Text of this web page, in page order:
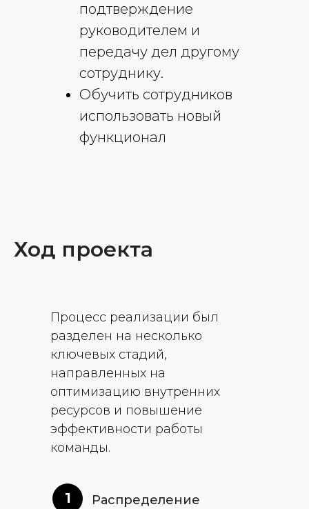
подтверждение
руководителем и
передачу дел другому
сотруднику.
Обучить сотрудников
использовать новый
функционал
Ход проекта
1
Распределение
Процесс реализации был
разделен на несколько
ключевых стадий,
направленных на
оптимизацию внутренних
ресурсов и повышение
эффективности работы
команды.